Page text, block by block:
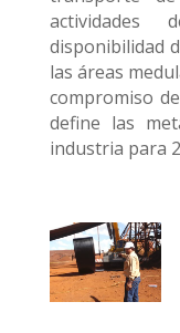
actividades
disponibilidad
las áreas
compromiso
define las
industria para